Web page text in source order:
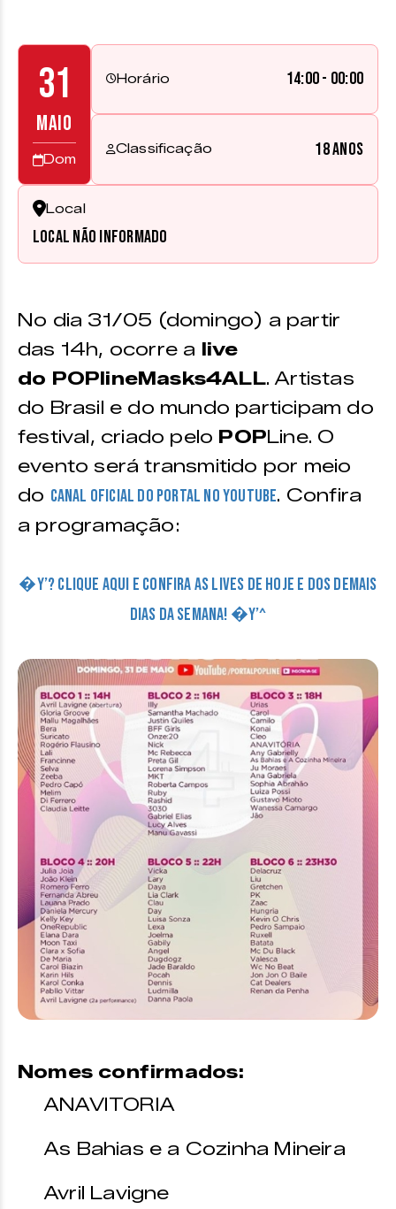
31
MAIO
Dom
Horário 14:00 - 00:00
Classificação 18 anos
Local
Local não informado
No dia 31/05 (domingo) a partir
das 14h, ocorre a live
do POPlineMasks4ALL. Artistas
do Brasil e do mundo participam do
festival, criado pelo POPLine. O
evento será transmitido por meio
do canal oficial do portal no Youtube. Confira
a programação:
�Y’? CLIQUE AQUI E CONFIRA AS LIVES DE HOJE E DOS DEMAIS
DIAS DA SEMANA! �Y’^
Nomes confirmados:
ANAVITORIA
As Bahias e a Cozinha Mineira
Avril Lavigne